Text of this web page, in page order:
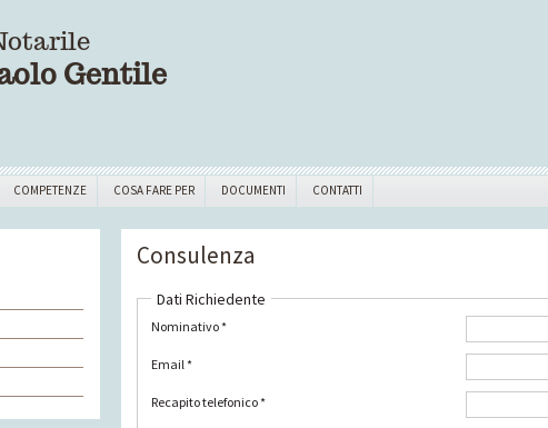
Gentile
COMPETENZE COSA FARE PER DOCUMENTI CONTATTI
Consulenza
Dati Richiedente
Nominativo *
Email *
Recapito telefonico *